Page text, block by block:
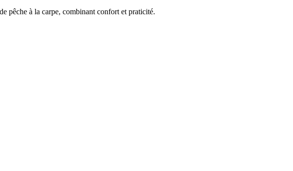
pêche à la carpe, combinant confort et praticité.